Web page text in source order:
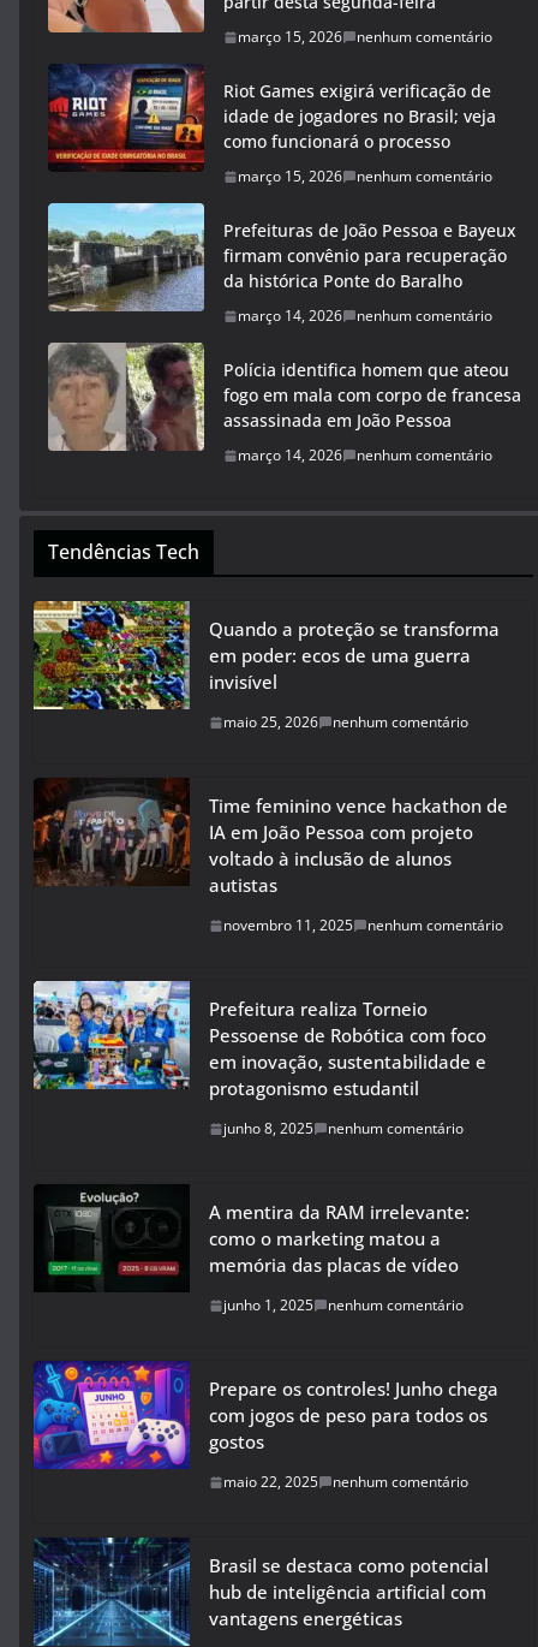
março 15, 2026 nenhum comentário
Riot Games exigirá verificação de
idade de jogadores no Brasil; veja
como funcionará o processo
março 15, 2026 nenhum comentário
Prefeituras de João Pessoa e Bayeux
firmam convênio para recuperação
da histórica Ponte do Baralho
março 14, 2026 nenhum comentário
Polícia identifica homem que ateou
fogo em mala com corpo de francesa
assassinada em João Pessoa
março 14, 2026 nenhum comentário
Tendências Tech
Quando a proteção se transforma
em poder: ecos de uma guerra
invisível
maio 25, 2026 nenhum comentário
Time feminino vence hackathon de
IA em João Pessoa com projeto
voltado à inclusão de alunos
autistas
novembro 11, 2025 nenhum comentário
Prefeitura realiza Torneio
Pessoense de Robótica com foco
em inovação, sustentabilidade e
protagonismo estudantil
junho 8, 2025 nenhum comentário
A mentira da RAM irrelevante:
como o marketing matou a
memória das placas de vídeo
junho 1, 2025 nenhum comentário
Prepare os controles! Junho chega
com jogos de peso para todos os
gostos
maio 22, 2025 nenhum comentário
Brasil se destaca como potencial
hub de inteligência artificial com
vantagens energéticas